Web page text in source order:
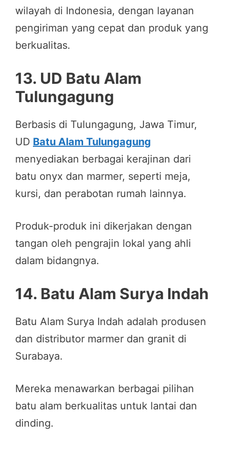
wilayah di Indonesia, dengan layanan
pengiriman yang cepat dan produk yang
berkualitas.
13. UD Batu Alam
Tulungagung
Berbasis di Tulungagung, Jawa Timur,
UD Batu Alam Tulungagung
menyediakan berbagai kerajinan dari
batu onyx dan marmer, seperti meja,
kursi, dan perabotan rumah lainnya.
Produk-produk ini dikerjakan dengan
tangan oleh pengrajin lokal yang ahli
dalam bidangnya.
14. Batu Alam Surya Indah
Batu Alam Surya Indah adalah produsen
dan distributor marmer dan granit di
Surabaya.
Mereka menawarkan berbagai pilihan
batu alam berkualitas untuk lantai dan
dinding.